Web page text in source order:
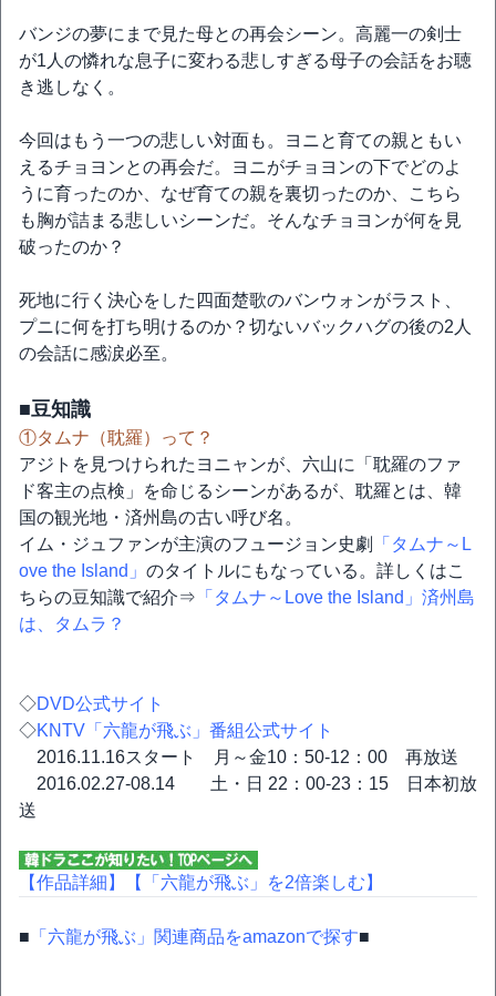
バンジの夢にまで見た母との再会シーン。高麗一の剣士
が1人の憐れな息子に変わる悲しすぎる母子の会話をお聴
き逃しなく。
今回はもう一つの悲しい対面も。ヨニと育ての親ともい
えるチョヨンとの再会だ。ヨニがチョヨンの下でどのよ
うに育ったのか、なぜ育ての親を裏切ったのか、こちら
も胸が詰まる悲しいシーンだ。そんなチョヨンが何を見
破ったのか？
死地に行く決心をした四面楚歌のバンウォンがラスト、
プニに何を打ち明けるのか？切ないバックハグの後の2人
の会話に感涙必至。
■豆知識
①タムナ（耽羅）って？
アジトを見つけられたヨニャンが、六山に「耽羅のファ
ド客主の点検」を命じるシーンがあるが、耽羅とは、韓
国の観光地・済州島の古い呼び名。
イム・ジュファンが主演のフュージョン史劇
「タムナ～L
ove the Island」 のタイトルにもなっている。詳しくはこ
ちらの豆知識で紹介⇒ 「タムナ～Love the Island」済州島
は、タムラ？
◇DVD公式サイト
◇KNTV「六龍が飛ぶ」番組公式サイト
2016.11.16スタート 月～金10：50-12：00 再放送
2016.02.27-08.14 土・日 22：00-23：15 日本初放
送
【作品詳細】 【「六龍が飛ぶ」を2倍楽しむ】
■ 「六龍が飛ぶ」関連商品をamazonで探す■